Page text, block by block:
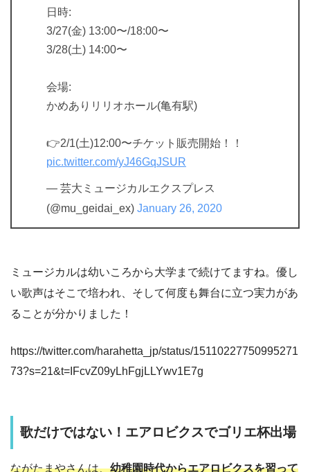
日時:
3/27(金) 13:00〜/18:00〜
3/28(土) 14:00〜
会場:
かめありリリオホール(亀有駅)
👉2/1(土)12:00〜チケット販売開始！！
pic.twitter.com/yJ46GqJSUR
— 芸大ミュージカルエクスプレス
(@mu_geidai_ex) January 26, 2020
ミュージカルは幼いころから大学まで続けてますね。優し
い歌声はそこで培われ、そして何度も舞台に立つ実力があ
ることが分かりました！
https://twitter.com/harahetta_jp/status/15110227750995271
73?s=21&t=IFcvZ09yLhFgjLLYwv1E7g
歌だけではない！エアロビクスでゴリエ杯出場
ながたまやさんは、幼稚園時代からエアロビクスを習って